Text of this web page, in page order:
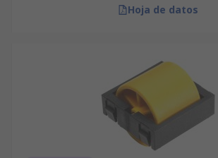
Hoja de datos